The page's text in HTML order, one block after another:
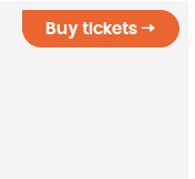
Buy tickets